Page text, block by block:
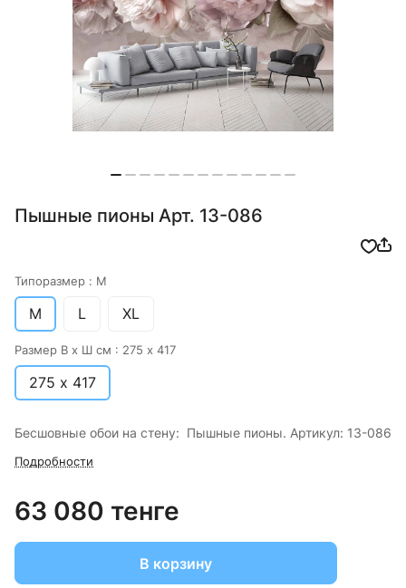
Пышные пионы Арт. 13-086
Типоразмер : M
M L XL
Размер В х Ш см : 275 х 417
275 х 417
Бесшовные обои на стену: Пышные пионы. Артикул: 13-086
Подробности
63 080 тенге
В корзину